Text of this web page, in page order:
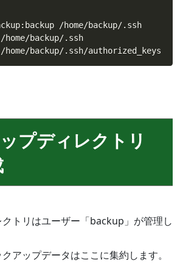
home/backup/.ssh/authorized_keys
プディレクトリ
トリはユーザー「backup」が管理し
アップデータはここに集約します。